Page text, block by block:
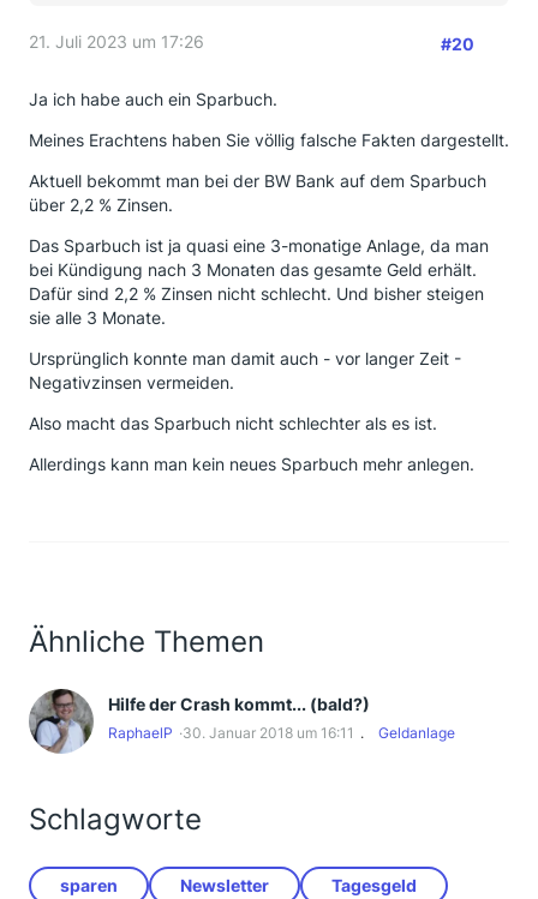
21. Juli 2023 um 17:26 #20
Ja ich habe auch ein Sparbuch.
Meines Erachtens haben Sie völlig falsche Fakten dargestellt.
Aktuell bekommt man bei der BW Bank auf dem Sparbuch
über 2,2 % Zinsen.
Das Sparbuch ist ja quasi eine 3-monatige Anlage, da man
bei Kündigung nach 3 Monaten das gesamte Geld erhält.
Dafür sind 2,2 % Zinsen nicht schlecht. Und bisher steigen
sie alle 3 Monate.
Ursprünglich konnte man damit auch - vor langer Zeit -
Negativzinsen vermeiden.
Also macht das Sparbuch nicht schlechter als es ist.
Allerdings kann man kein neues Sparbuch mehr anlegen.
Ähnliche Themen
Hilfe der Crash kommt... (bald?)
RaphaelP 30. Januar 2018 um 16:11 Geldanlage
Schlagworte
sparen Newsletter Tagesgeld